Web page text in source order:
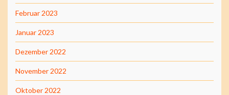
Februar 2023
Januar 2023
Dezember 2022
November 2022
Oktober 2022